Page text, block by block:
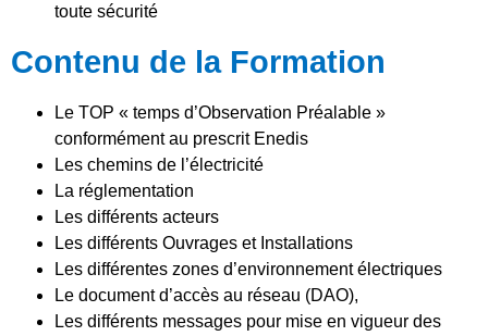
toute sécurité
Contenu de la Formation
Le TOP « temps d’Observation Préalable »
conformément au prescrit Enedis
Les chemins de l’électricité
La réglementation
Les différents acteurs
Les différents Ouvrages et Installations
Les différentes zones d’environnement électriques
Le document d’accès au réseau (DAO),
Les différents messages pour mise en vigueur des